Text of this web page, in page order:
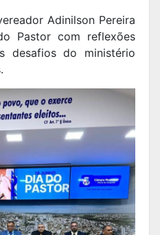
Adinilson Pereira
Pastor com reflexões
desafios do ministério